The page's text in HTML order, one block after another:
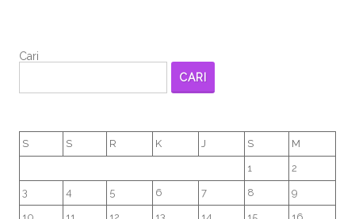
Cari
CARI
S S R K J S M
1 2
3 4 5 6 7 8 9